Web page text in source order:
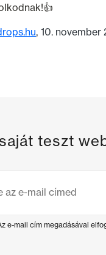
10. november
teszt
e-mail cím megadásával